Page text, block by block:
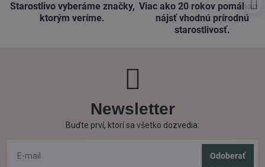
Starostlivo vyberáme značky,
ktorým veríme​.
Viac ako 20 rokov
nájsť vhodnú prírodnú
starostlivosť​.
Newsletter
Buďte prví, ktorí sa všetko dozvedia:
Odoberať